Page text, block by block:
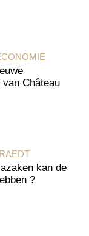
Château
kan de
?